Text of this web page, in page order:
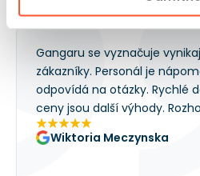
Zákazníci nám dávají
Gangaru se vyznačuje
zákazníky. Personál je
odpovídá na otázky. Rychlé
ceny jsou další výhody.
Wiktoria Meczynska